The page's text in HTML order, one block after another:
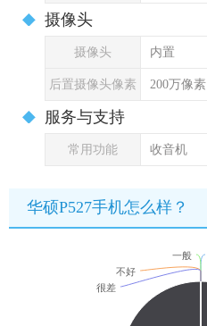
摄像头
摄像头 内置
后置摄像头像素 200万像素
服务与支持
常用功能 收音机
华硕P527手机怎么样？
一般
不好
很差